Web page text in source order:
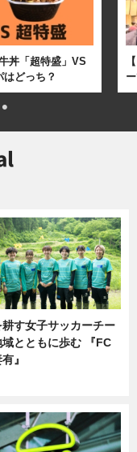
丼「超特盛」VS
はどっち？
す女子サッカーチー
域とともに歩む 『FC
』